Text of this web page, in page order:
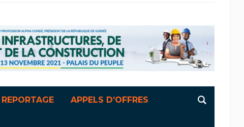
REPORTAGE APPELS D’OFFRES